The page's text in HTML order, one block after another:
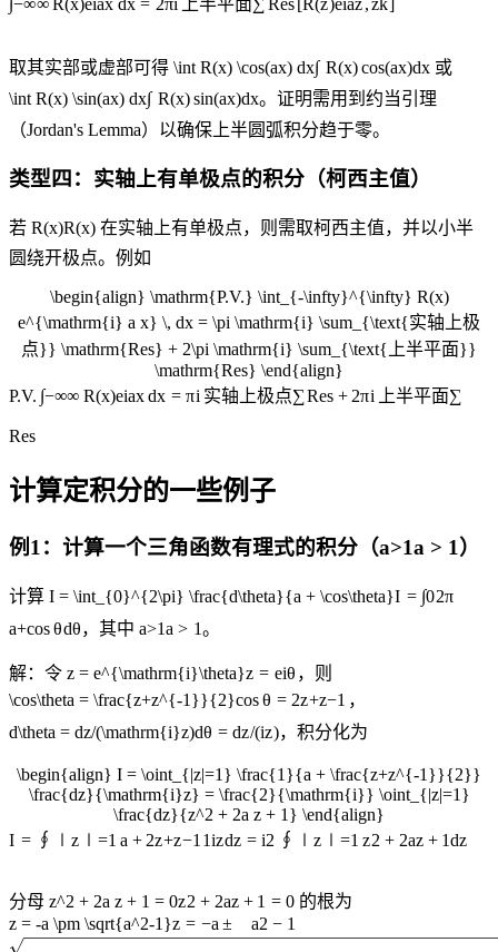
∫−∞∞ R(x)eiax dx = 2πi 上半平面 ∑ Res R(z)eiaz,zk
取其实部或虚部可得 \int R(x) \cos(ax) dx∫ R(x)cos(ax)dx或
\int R(x) \sin(ax) dx∫ R(x)sin(ax)dx。证明需用到约当引理
（Jordan's Lemma）以确保上半圆弧积分趋于零。
类型四：实轴上有单极点的积分（柯西主值）
若 R(x)R(x) 在实轴上有单极点，则需取柯西主值，并以小半
圆绕开极点。例如
\begin{align} \mathrm{P.V.} \int_{-\infty}^{\infty} R(x)
e^{\mathrm{i} a x} \, dx = \pi \mathrm{i} \sum_{\text{实轴上极
点}} \mathrm{Res} + 2\pi \mathrm{i} \sum_{\text{上半平面}}
\mathrm{Res} \end{align}
P.V. ∫−∞∞ R(x)eiax dx = πi 实轴上极点∑Res + 2πi 上半平面∑
Res
计算定积分的一些例子
例1：计算一个三角函数有理式的积分（a>1a > 1）
计算 I = \int_{0}^{2\pi} \frac{d\theta}{a + \cos\theta}I = ∫02π
a+cosθdθ，其中 a>1a > 1。
解：令 z = e^{\mathrm{i}\theta}z = eiθ ，则
\cos\theta = \frac{z+z^{-1}}{2}cosθ = 2z+z−1 ，
d\theta = dz/(\mathrm{i}z)dθ = dz/(iz)，积分化为
\begin{align} I = \oint_{|z|=1} \frac{1}{a + \frac{z+z^{-1}}{2}}
\frac{dz}{\mathrm{i}z} = \frac{2}{\mathrm{i}} \oint_{|z|=1}
\frac{dz}{z^2 + 2a z + 1} \end{align}
I = ∮ ∣z ∣ =1 a + 2z+z−1 1izdz = i2 ∮ ∣ z ∣ =1 z2 + 2az + 1dz
分母 z^2 + 2a z + 1 = 0z2 + 2az + 1 = 0 的根为
z = -a \pm \sqrt{a^2-1}z = −a ± a2 − 1